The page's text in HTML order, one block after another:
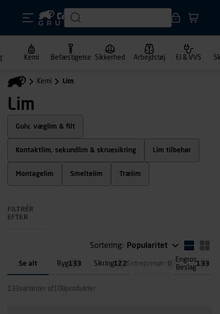
Kemi Befæstigelse Sikkerhed Arbejdstøj El & VVS
Kemi Lim
Lim
Gulv, væglim & filt
Kontaktlim, sekundlim & skruesikring Lim tilbehør
Montagelim Smeltelim Trælim
FILTRÉR
EFTER
Sortering: Popularitet
Se alt Byg133 Sikring122Entreprenør 0
Engros
Beslag
133
133varianter af108produkter